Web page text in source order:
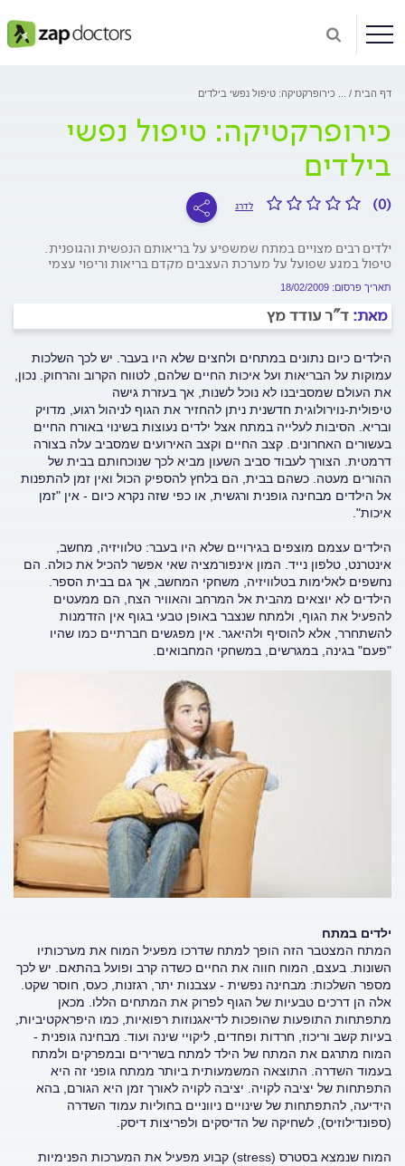
דף הבית כירופרקטיקה: טיפול נפשי בילדים
כירופרקטיקה: טיפול נפשי
בילדים
(0) לדרג
ילדים רבים מצויים במתח שמשפיע על בריאותם הנפשית והגופנית.
טיפול במגע שפועל על מערכת העצבים מקדם בריאות וריפוי עצמי
תאריך פרסום: 18/02/2009
מאת: ד"ר עודד מץ
הילדים כיום נתונים במתחים ולחצים שלא היו בעבר. יש לכך השלכות
עמוקות על הבריאות ועל איכות החיים שלהם, לטווח הקרוב והרחוק. נכון,
את העולם שמסביבנו לא נוכל לשנות, אך בעזרת גישה
טיפולית-נוירולוגית חדשנית ניתן להחזיר את הגוף לניהול רגוע, מדויק
ובריא. הסיבות לעלייה במתח אצל ילדים נעוצות בשינוי באורח החיים
בעשורים האחרונים. קצב החיים וקצב האירועים שמסביב עלה בצורה
דרמטית. הצורך לעבוד סביב השעון מביא לכך שנוכחותם בבית של
ההורים מעטה. כשהם בבית, הם בלחץ להספיק הכול ואין זמן להתפנות
אל הילדים מבחינה גופנית ורגשית, או כפי שזה נקרא כיום - אין "זמן
איכות".
הילדים עצמם מוצפים בגירויים שלא היו בעבר: טלוויזיה, מחשב,
אינטרנט, טלפון נייד. המון אינפורמציה שאי אפשר להכיל את כולה. הם
נחשפים לאלימות בטלוויזיה, משחקי המחשב, אך גם בבית הספר.
הילדים לא יוצאים מהבית אל המרחב והאוויר הצח, הם ממעטים
להפעיל את הגוף, ולמתח שנצבר באופן טבעי בגוף אין הזדמנות
להשתחרר, אלא להוסיף ולהיאגר. אין מפגשים חברתיים כמו שהיו
"פעם" בגינה, במגרשים, במשחקי המחבואים.
ילדים במתח
המתח המצטבר הזה הופך למתח שדרכו מפעיל המוח את מערכותיו
השונות. בעצם, המוח חווה את החיים כשדה קרב ופועל בהתאם. יש לכך
מספר השלכות: מבחינה נפשית - עצבנות יתר, רגזנות, כעס, חוסר שקט.
אלה הן דרכים טבעיות של הגוף לפרוק את המתחים הללו. מכאן
מתפתחות התופעות שהופכות לדיאגנוזות רפואיות, כמו היפראקטיביות,
בעיות קשב וריכוז, חרדות ופחדים, ליקויי שינה ועוד. מבחינה גופנית -
המוח מתרגם את המתח של הילד למתח בשרירים ובמפרקים ולמתח
בעמוד השדרה. התוצאה המשמעותית ביותר ממתח גופני זה היא
התפתחות של יציבה לקויה. יציבה לקויה לאורך זמן היא הגורם, בהא
הידיעה, להתפתחות של שינויים ניווניים בחוליות עמוד השדרה
(ספונדילוזיס), לשחיקה של הדיסקים ולפריצות דיסק.
המוח שנמצא בסטרס (stress) קבוע מפעיל את המערכות הפנימיות